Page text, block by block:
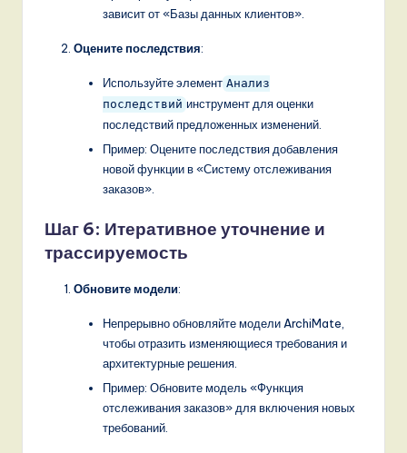
зависит от «Базы данных клиентов».
Оцените последствия:
Используйте элемент Анализ
последствий инструмент для оценки
последствий предложенных изменений.
Пример: Оцените последствия добавления
новой функции в «Систему отслеживания
заказов».
Шаг 6: Итеративное уточнение и
трассируемость
Обновите модели:
Непрерывно обновляйте модели ArchiMate,
чтобы отразить изменяющиеся требования и
архитектурные решения.
Пример: Обновите модель «Функция
отслеживания заказов» для включения новых
требований.